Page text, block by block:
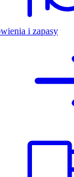
i zapasy